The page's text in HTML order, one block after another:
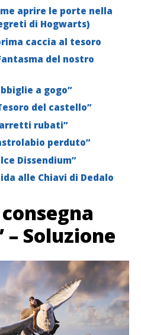
aprire le porte nella
di Hogwarts)
caccia al tesoro
del nostro
a gogo”
del castello”
rubati”
perduto”
Dissendium”
alle Chiavi di Dedalo
Soluzione